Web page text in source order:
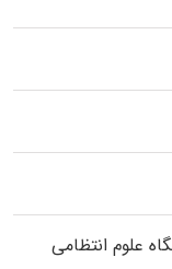
ﻋﻠﻮم انتظامی